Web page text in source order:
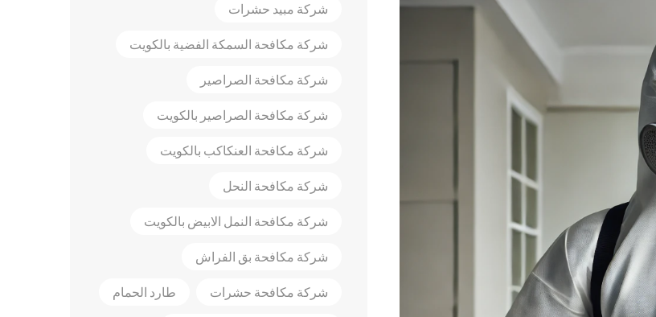
شركة مبيد حشرات
شركة مكافحة السمكة الفضية بالكويت
شركة مكافحة الصراصير
شركة مكافحة الصراصير بالكويت
شركة مكافحة العنكاكب بالكويت
شركة مكافحة النحل
شركة مكافحة النمل الابيض بالكويت
شركة مكافحة بق الفراش
شركة مكافحة حشرات طارد الحمام